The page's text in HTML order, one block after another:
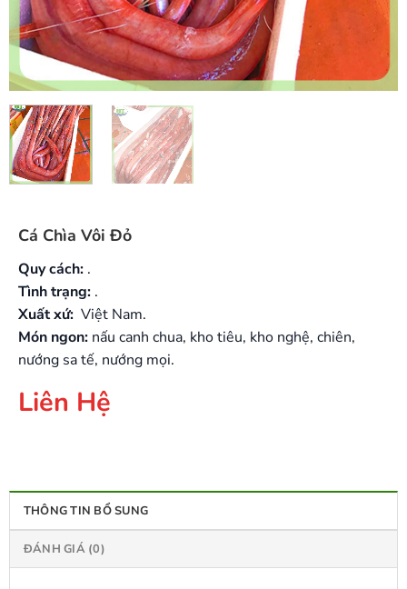
Cá Chìa Vôi Đỏ
Quy cách:.
Tình trạng:.
Xuất xứ:Việt Nam.
Món ngon:nấu canh chua, kho tiêu, kho nghệ, chiên,
nướng sa tế, nướng mọi.
Liên Hệ
THÔNG TIN BỔ SUNG
ĐÁNH GIÁ (0)